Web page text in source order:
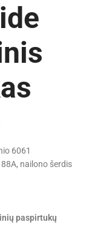
6061
nailono šerdis
paspirtukų